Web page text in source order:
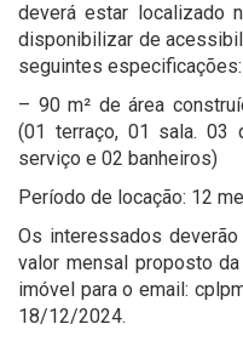
deverá estar localizado
disponibilizar de
seguintes especificações:
– 90 m² de área
(01 terraço, 01 sala. 03
serviço e 02 banheiros)
Período de locação: 12
Os interessados
valor mensal proposto
imóvel para o email:
18/12/2024.